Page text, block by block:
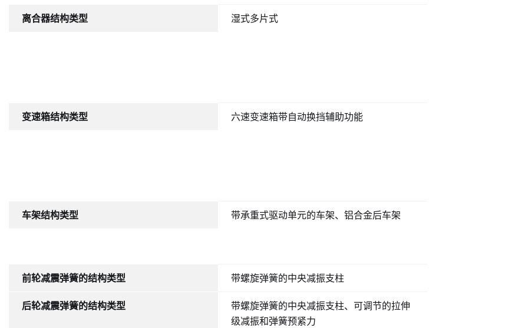
离合器结构类型 湿式多片式
变速箱结构类型 六速变速箱带自动换挡辅助功能
车架结构类型 带承重式驱动单元的车架、铝合金后车架
前轮减震弹簧的结构类型 带螺旋弹簧的中央减振支柱
后轮减震弹簧的结构类型
带螺旋弹簧的中央减振支柱、可调节的拉伸
级减振和弹簧预紧力